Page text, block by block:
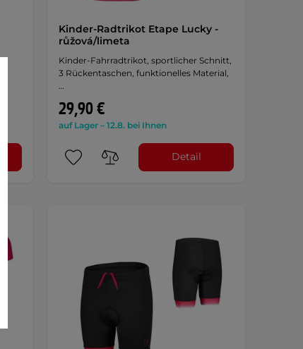
Kinder-Radtrikot Etape Lucky -
růžová/limeta
Kinder-Fahrradtrikot, sportlicher Schnitt,
3 Rückentaschen, funktionelles Material,
29,90 €
auf Lager – 12.8. bei Ihnen
Detail